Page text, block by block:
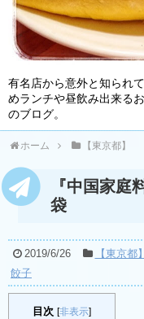
有名店から意外と知られ
めランチや昼飲み出来る
のブログ。
ホーム 【東京都】
『中国家庭
袋
2019/6/26 【東京都】
餃子
目次 [非表示]